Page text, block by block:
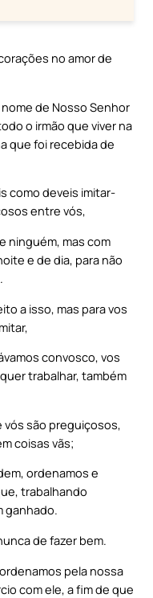
no amor de
de Nosso Senhor
o irmão que viver na
que foi recebida de
como deveis imitar-
entre vós,
ninguém, mas com
e de dia, para não
a isso, mas para vos
convosco, vos
trabalhar, também
são preguiçosos,
coisas vãs;
ordenamos e
trabalhando
ganhado.
de fazer bem.
pela nossa
com ele, a fim de que